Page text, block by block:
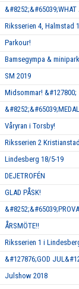
&#8252;&#65039;WHAT
Riksserien 4, Halmstad
Parkour!
Bamsegympa &
SM 2019
Midsommar! &#127800;
Våryran i Torsby!
Riksserien 2
Lindesberg 18/5-19
DEJETROFÉN
GLAD PÅSK!
ÅRSMÖTE!!
Riksserien 1 i
&#127876;GOD
Julshow 2018